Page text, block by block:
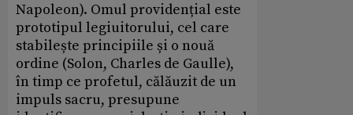
Napoleon). Omul providențial este
prototipul legiuitorului, cel care
stabilește principiile și o nouă
ordine (Solon, Charles de Gaulle),
în timp ce profetul, călăuzit de un
impuls sacru, presupune